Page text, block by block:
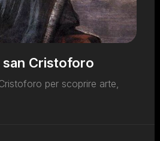
san Cristoforo
per scoprire arte,